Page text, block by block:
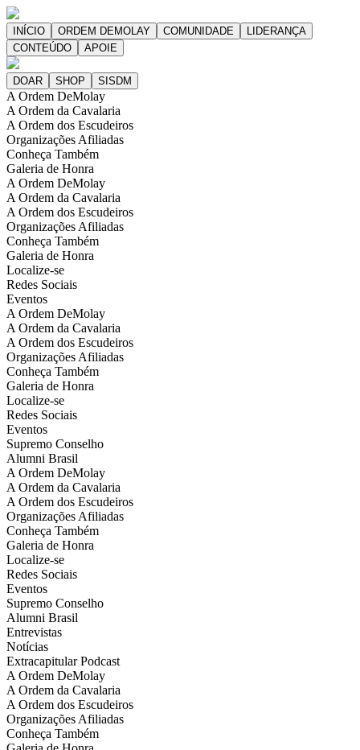
A Ordem DeMolay
A Ordem da Cavalaria
A Ordem dos Escudeiros
Organizações Afiliadas
Conheça Também
Galeria de Honra
A Ordem DeMolay
A Ordem da Cavalaria
A Ordem dos Escudeiros
Organizações Afiliadas
Conheça Também
Galeria de Honra
Localize-se
Redes Sociais
Eventos
A Ordem DeMolay
A Ordem da Cavalaria
A Ordem dos Escudeiros
Organizações Afiliadas
Conheça Também
Galeria de Honra
Localize-se
Redes Sociais
Eventos
Supremo Conselho
Alumni Brasil
A Ordem DeMolay
A Ordem da Cavalaria
A Ordem dos Escudeiros
Organizações Afiliadas
Conheça Também
Galeria de Honra
Localize-se
Redes Sociais
Eventos
Supremo Conselho
Alumni Brasil
Entrevistas
Notícias
Extracapitular Podcast
A Ordem DeMolay
A Ordem da Cavalaria
A Ordem dos Escudeiros
Organizações Afiliadas
Conheça Também